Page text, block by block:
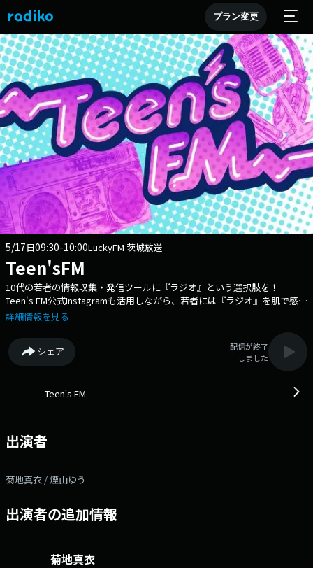
プラン変更
5/17日09:30-10:00LuckyFM 茨城放送
Teen'sFM
10代の若者の情報収集・発信ツールに『ラジオ』という選択肢を！
Teen's FM公式Instagramも活用しながら、若者には『ラジオ』を肌で感じ
知ってもらい、 広い世代のリスナーには若者の『今とリアル』を届けて
詳細情報を見る
シェア
配信が終了
しました
Teenʼs FM
出演者
菊地真衣 / 煙山ゆう
出演者の追加情報
菊地真衣